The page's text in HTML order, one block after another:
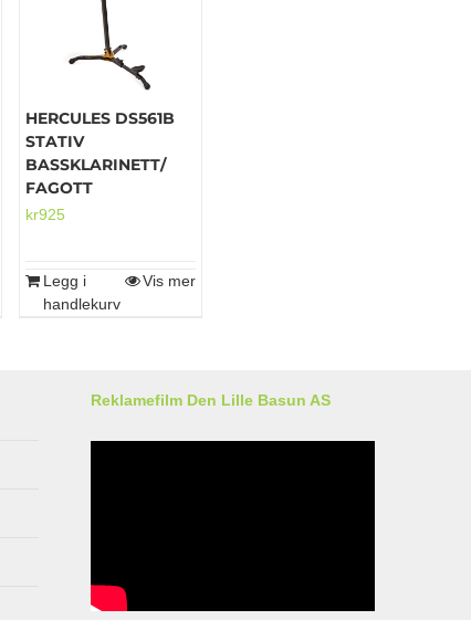
HERCULES DS561B
STATIV
BASSKLARINETT/
FAGOTT
kr925
Legg i
handlekurv
Vis mer
Reklamefilm Den Lille Basun AS